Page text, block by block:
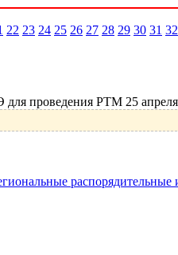
22 23 24 25 26 27 28 29 30 31 32
проведения РТМ 25 апреля